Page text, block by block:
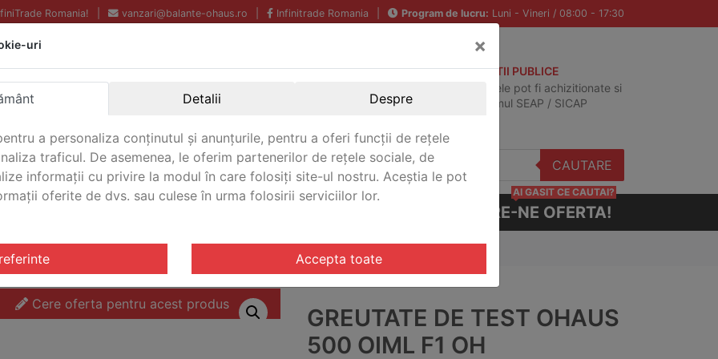
Romania! vanzari@balante-ohaus.ro Infinitrade Romania Program de lucru: Luni - Vineri / 08:00 - 17:30
Echipamente profesionale
pentru laborator.
Garantie Internationala.
ACHIZITII PUBLICE
Produsele pot fi achizitionate si
in sistemul SEAP / SICAP
CAUTARE
CERE-NE OFERTA!
AI GASIT CE CAUTAI?
F1/ Greutate de test Ohaus 500 OIML F1 OH
Cere oferta pentru acest produs
GREUTATE DE TEST OHAUS
500 OIML F1 OH
uri ×
Detalii Despre
a personaliza conținutul și anunțurile, pentru a oferi funcții de rețele
traficul. De asemenea, le oferim partenerilor de rețele sociale, de
informații cu privire la modul în care folosiți site-ul nostru. Aceștia le pot
oferite de dvs. sau culese în urma folosirii serviciilor lor.
Accepta toate